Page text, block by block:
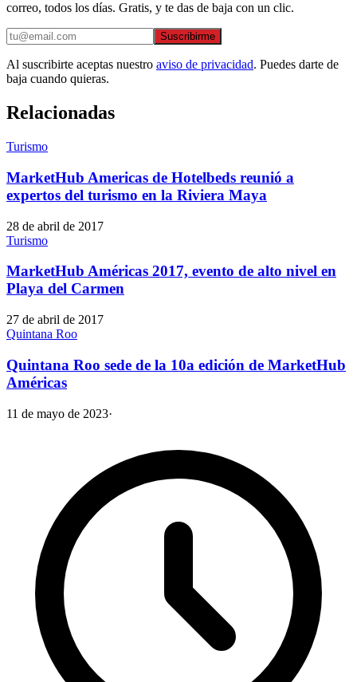
correo, todos los días. Gratis, y te das de baja con un clic.
Suscribirme
Al suscribirte aceptas nuestro aviso de privacidad. Puedes darte de
baja cuando quieras.
Relacionadas
Turismo
MarketHub Americas de Hotelbeds reunió a
expertos del turismo en la Riviera Maya
28 de abril de 2017
Turismo
MarketHub Américas 2017, evento de alto nivel en
Playa del Carmen
27 de abril de 2017
Quintana Roo
Quintana Roo sede de la 10a edición de MarketHub
Américas
11 de mayo de 2023·